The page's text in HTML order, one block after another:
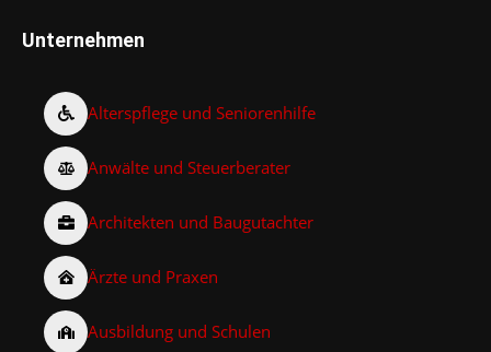
Unternehmen
Alterspflege und Seniorenhilfe
Anwälte und Steuerberater
Architekten und Baugutachter
Ärzte und Praxen
Ausbildung und Schulen